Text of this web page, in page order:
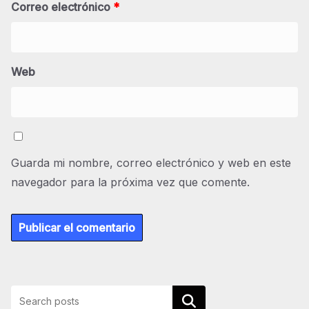
Correo electrónico *
Web
Guarda mi nombre, correo electrónico y web en este
navegador para la próxima vez que comente.
Buscar